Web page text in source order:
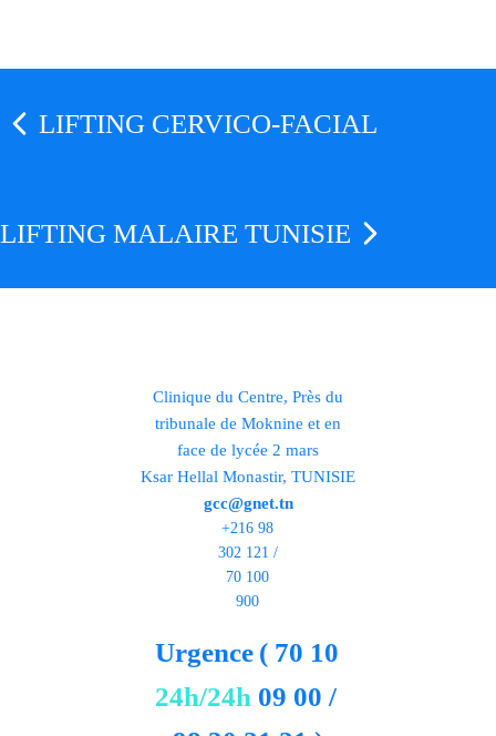
LIFTING CERVICO-FACIAL
LIFTING MALAIRE TUNISIE
Clinique du Centre, Près du
tribunale de Moknine et en
face de lycée 2 mars
Ksar Hellal Monastir, TUNISIE
gcc@gnet.tn
+216 98
302 121 /
70 100
900
Urgence
24h/24h
( 70 10
09 00 /